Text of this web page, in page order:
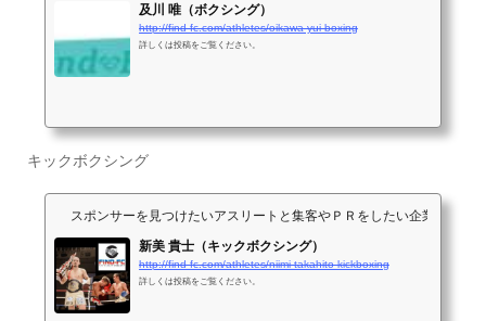
及川 唯（ボクシング）
http://find-fc.com/athletes/oikawa-yui-boxing
詳しくは投稿をご覧ください。
キックボクシング
スポンサーを見つけたいアスリートと集客やＰＲをしたい企業が出会
新美 貴士（キックボクシング）
http://find-fc.com/athletes/niimi-takahito-kickboxing
詳しくは投稿をご覧ください。